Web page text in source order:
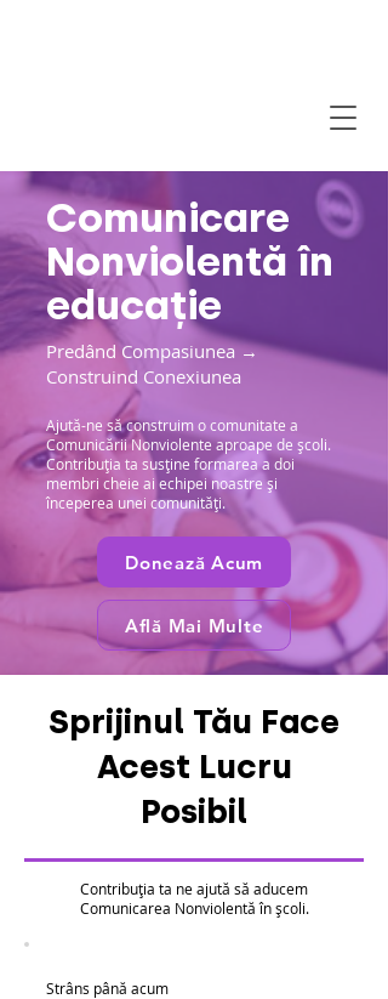
Comunicare
Nonviolentă în
educație
Predând Compasiunea →
Construind Conexiunea
Ajută-ne să construim o comunitate a
Comunicării Nonviolente aproape de școli.
Contribuția ta susține formarea a doi
membri cheie ai echipei noastre și
începerea unei comunități.
Donează Acum
Află Mai Multe
Sprijinul Tău Face
Acest Lucru
Posibil
Contribuția ta ne ajută să aducem
Comunicarea Nonviolentă în școli.
Strâns până acum